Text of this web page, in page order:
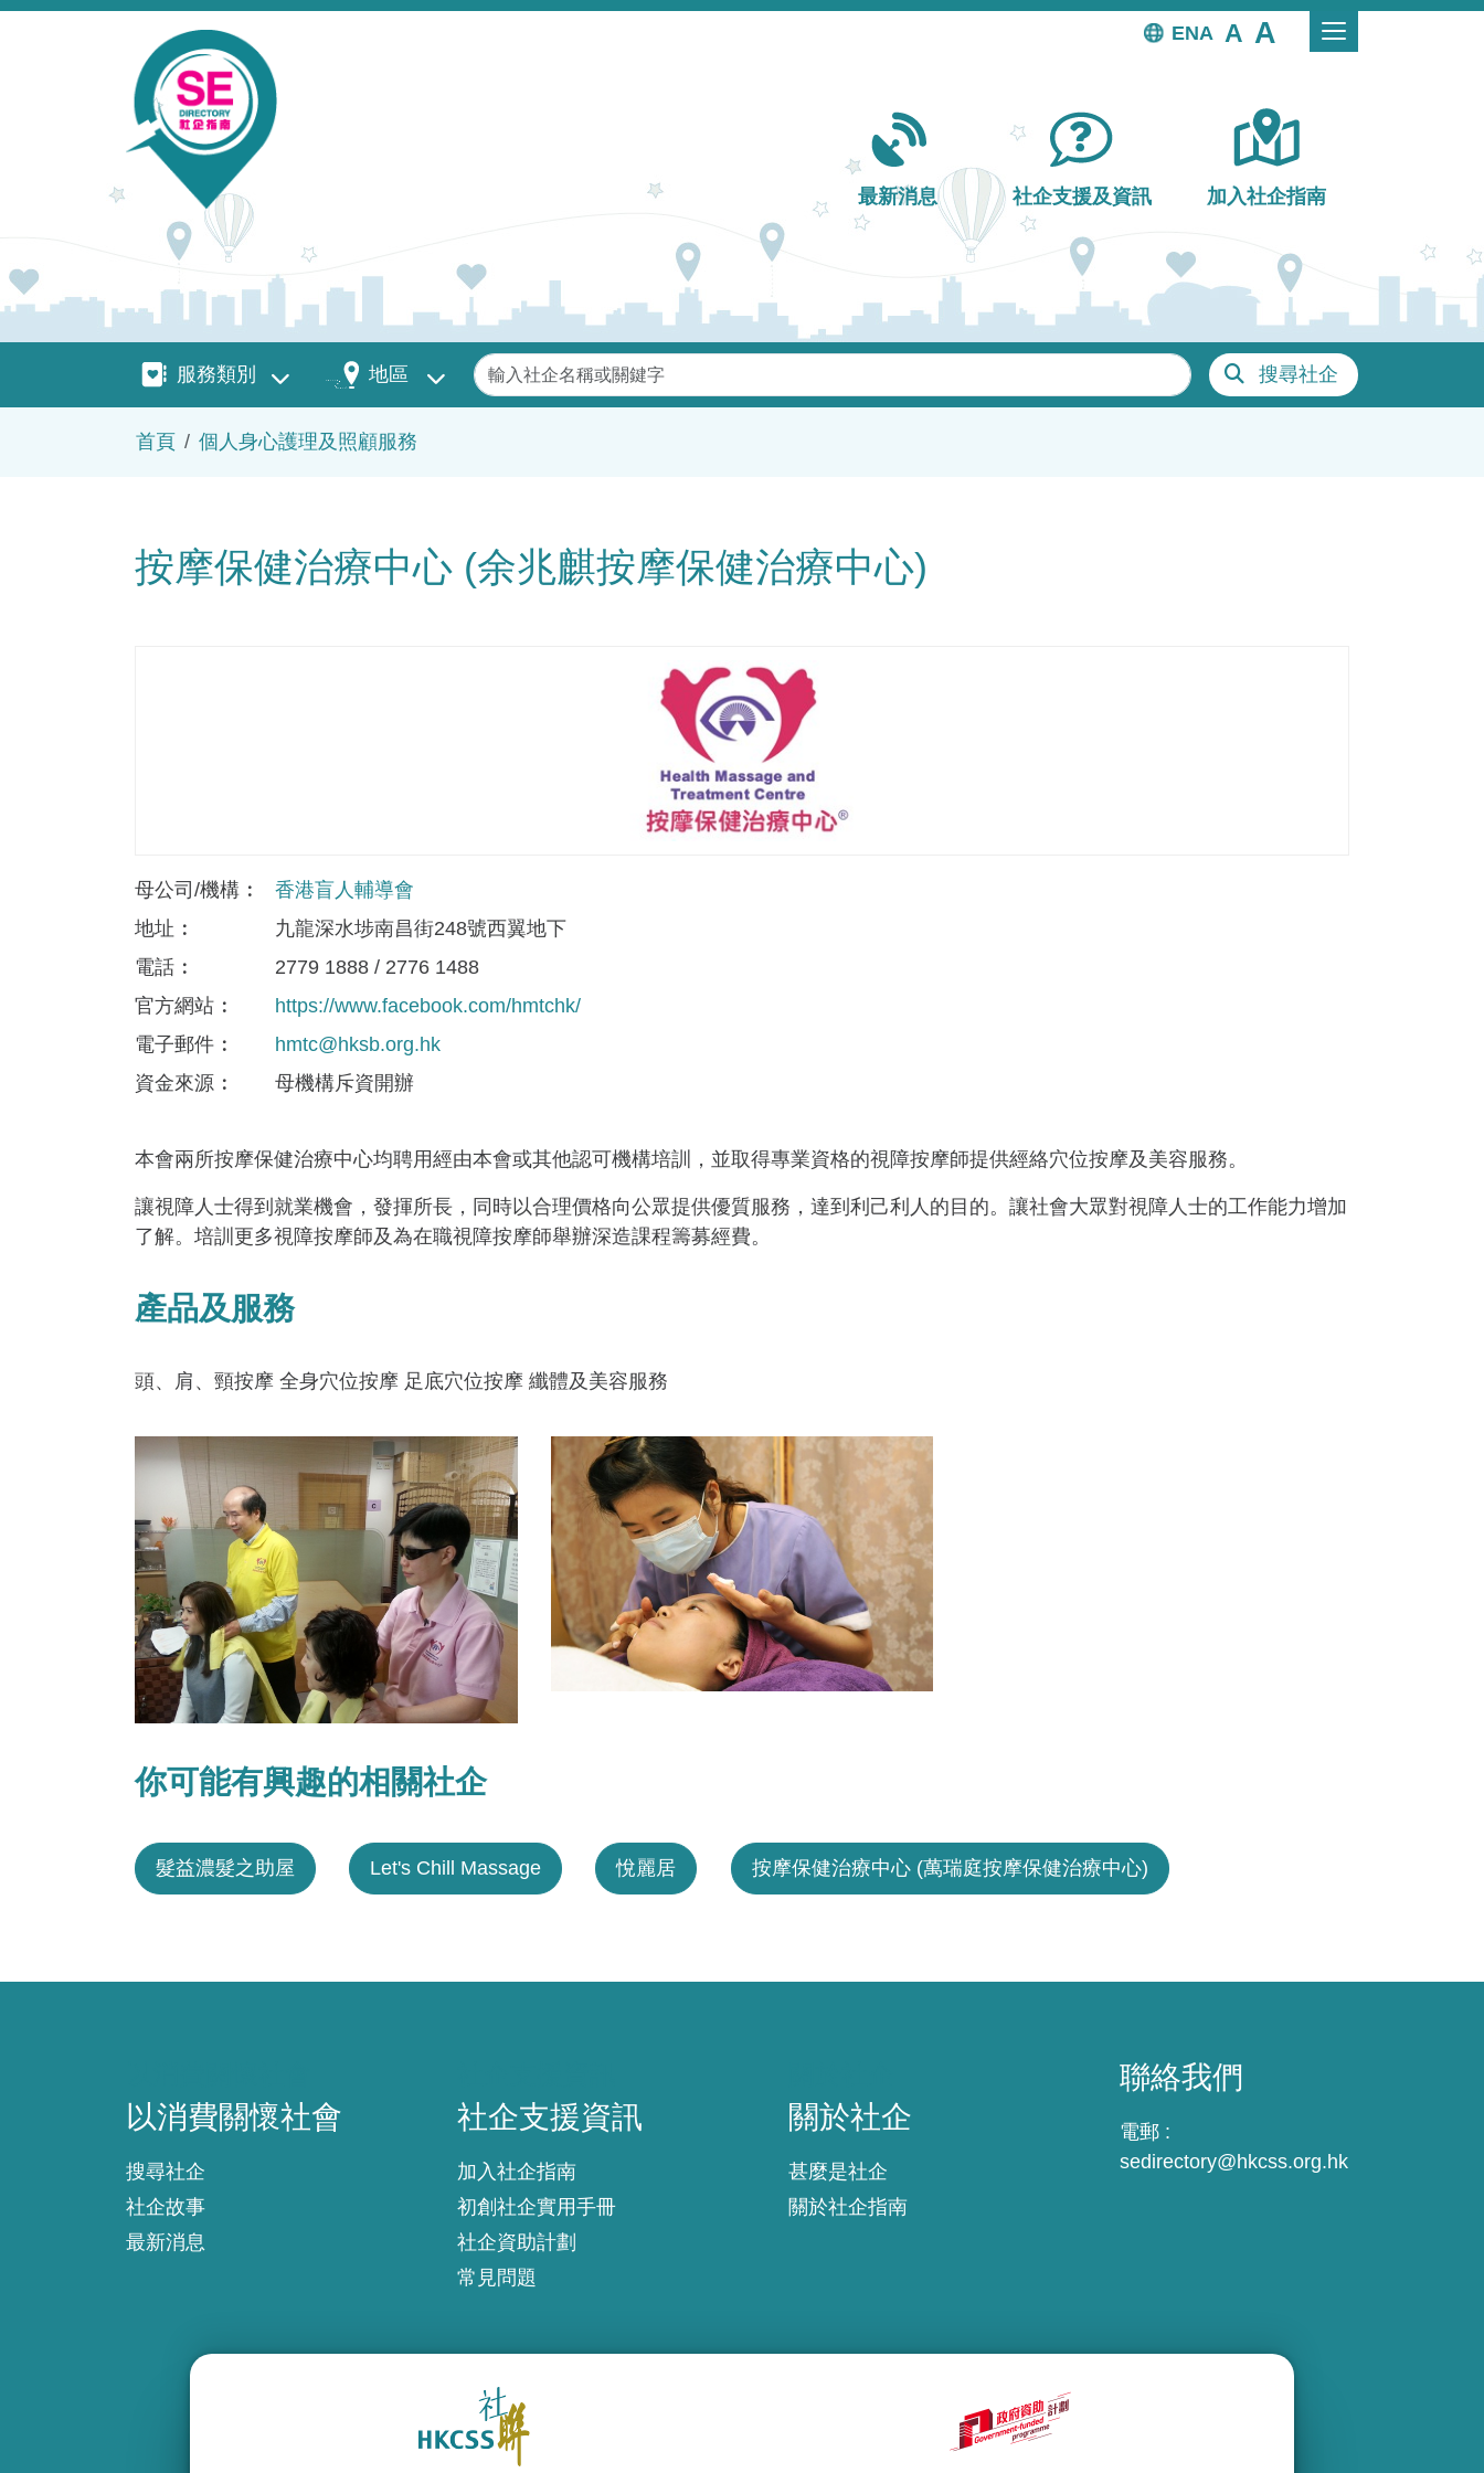
移至主內容
EN
Main navigation
最新消息 社企支援及資訊 加入社企指南
服務類別服務類別 地區 地區 關鍵字 搜尋社企
首頁 個人身心護理及照顧服務
按摩保健治療中心 (余兆麒按摩保健治療中心)
母公司/機構
香港盲人輔導會
地址
九龍深水埗南昌街248號西翼地下
電話
2779 1888 / 2776 1488
官方網站
https://www.facebook.com/hmtchk/
電子郵件
hmtc@hksb.org.hk
資金來​源
母機構斥資開辦
本會兩所按摩保健治療中心均聘用經由本會或其他認可機構培訓，並取得專業資格的視障按摩師提供經絡穴位按摩及美容服務。
讓視障人士得到就業機會，發揮所長，同時以合理價格向公眾提供優質服務，達到利己利人的目的。讓社會大眾對視障人士的工作能力增加
了解。培訓更多視障按摩師及為在職視障按摩師舉辦深造課程籌募經費。
產品及服務
頭、肩、頸按摩 全身穴位按摩 足底穴位按摩 纖體及美容服務
你可能有興趣的相關社企
髮益濃髮之助屋 Let's Chill Massage 悅麗居 按摩保健治療中心 (萬瑞庭按摩保健治療中心)
以消費關懷社會
搜尋社企
社企故事
最新消息
社企支援資訊
加入社企指南
初創社企實用手冊
社企資助計劃
常見問題
關於社企
甚麼是社企
關於社企指南
聯絡我們
電郵 :
sedirectory@hkcss.org.hk